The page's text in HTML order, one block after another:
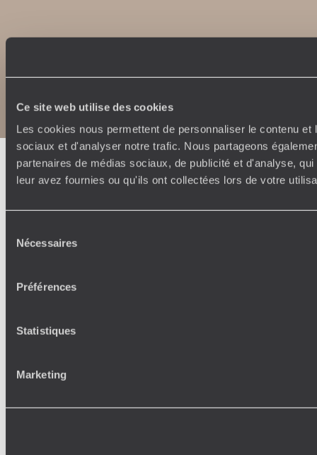
Ce site web utilise des cookies
Les cookies nous permettent de personnaliser le contenu
sociaux et d'analyser notre trafic. Nous partageons
partenaires de médias sociaux, de publicité et d'analyse,
leur avez fournies ou qu'ils ont collectées lors de votre
Nécessaires
Préférences
Statistiques
Marketing
CopyrightsPlan du site
Notice légale et CGU